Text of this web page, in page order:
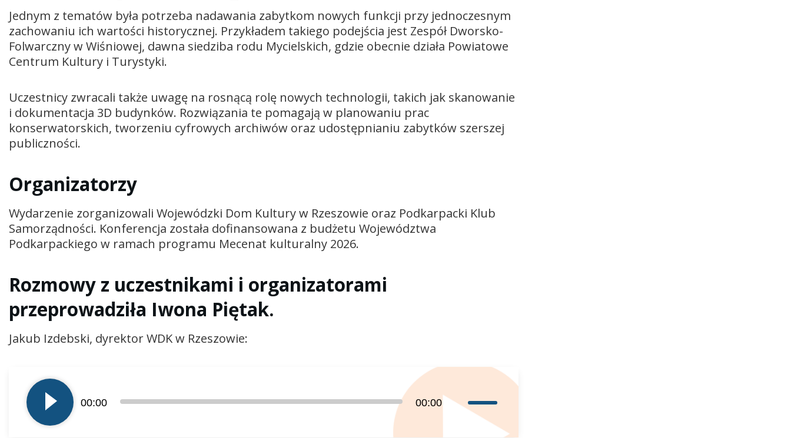
Jednym z tematów była potrzeba nadawania zabytkom nowych funkcji przy jednoczesnym
zachowaniu ich wartości historycznej. Przykładem takiego podejścia jest Zespół Dworsko-
Folwarczny w Wiśniowej, dawna siedziba rodu Mycielskich, gdzie obecnie działa Powiatowe
Centrum Kultury i Turystyki.
Uczestnicy zwracali także uwagę na rosnącą rolę nowych technologii, takich jak skanowanie
i dokumentacja 3D budynków. Rozwiązania te pomagają w planowaniu prac
konserwatorskich, tworzeniu cyfrowych archiwów oraz udostępnianiu zabytków szerszej
publiczności.
Organizatorzy
Wydarzenie zorganizowali Wojewódzki Dom Kultury w Rzeszowie oraz Podkarpacki Klub
Samorządności. Konferencja została dofinansowana z budżetu Województwa
Podkarpackiego w ramach programu Mecenat kulturalny 2026.
Rozmowy z uczestnikami i organizatorami
przeprowadziła Iwona Piętak.
Jakub Izdebski, dyrektor WDK w Rzeszowie:
plików
dźwiękowych
00:00 00:00
strzałek